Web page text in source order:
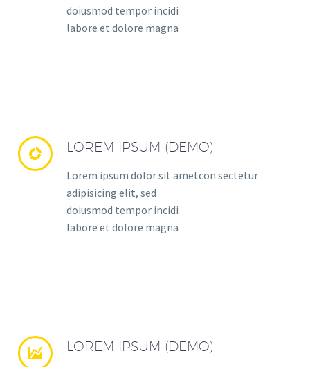
doiusmod tempor incidi
labore et dolore magna

 LOREM IPSUM (DEMO)
Lorem ipsum dolor sit ametcon sectetur
adipisicing elit, sed
doiusmod tempor incidi
labore et dolore magna

 LOREM IPSUM (DEMO)